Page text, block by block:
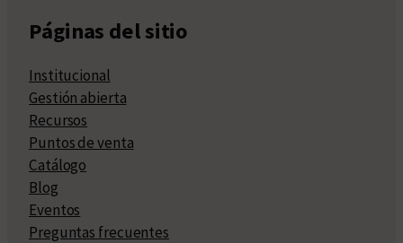
Páginas del sitio
Institucional
Gestión abierta
Recursos
Puntos de venta
Catálogo
Blog
Eventos
Preguntas frecuentes